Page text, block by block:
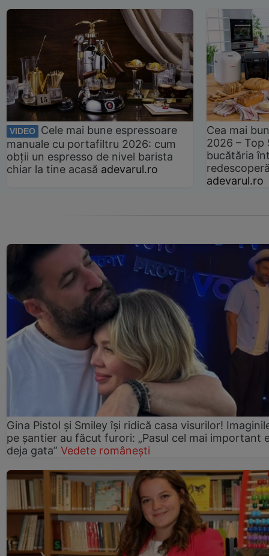
VIDEO
Cele mai bune espressoare
manuale cu portafiltru 2026: cum
obții un espresso de nivel barista
chiar la tine acasă adevarul.ro
Cea mai
2026 –
bucătăria
adevarul.ro
Gina Pistol și Smiley își ridică casa visurilor!
pe șantier au făcut furori: „Pasul cel mai important
deja gata” Vedete românești